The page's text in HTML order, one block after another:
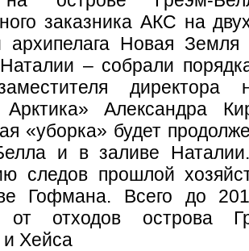
заказника АКС на
архипелага Новая
– собрали
директора
Арктика» Александра
«уборка» будет
и в заливе
следов прошлой
Гофмана. Всего до
отходов острова
Хейса